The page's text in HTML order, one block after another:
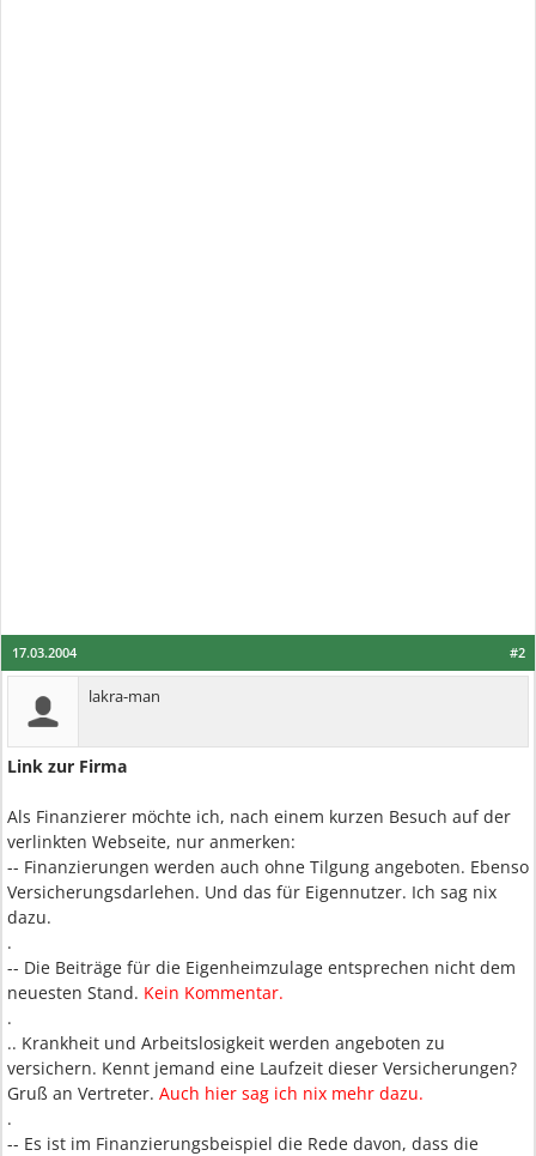
#2
17.03.2004
lakra-man
Link zur Firma
Als Finanzierer möchte ich, nach einem kurzen Besuch auf der
verlinkten Webseite, nur anmerken:
-- Finanzierungen werden auch ohne Tilgung angeboten. Ebenso
Versicherungsdarlehen. Und das für Eigennutzer. Ich sag nix
dazu.
.
-- Die Beiträge für die Eigenheimzulage entsprechen nicht dem
neuesten Stand. Kein Kommentar.
.
.. Krankheit und Arbeitslosigkeit werden angeboten zu
versichern. Kennt jemand eine Laufzeit dieser Versicherungen?
Gruß an Vertreter. Auch hier sag ich nix mehr dazu.
.
-- Es ist im Finanzierungsbeispiel die Rede davon, dass die